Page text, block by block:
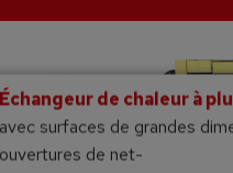
Échangeur de chaleur à
avec surfaces de grandes
ouvertures de net-